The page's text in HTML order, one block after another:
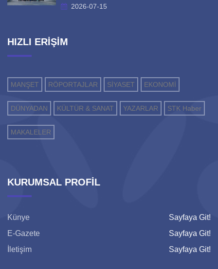
2026-07-15
HIZLI ERİŞİM
MANŞET RÖPORTAJLAR SİYASET EKONOMİ
DÜNYADAN KÜLTÜR & SANAT YAZARLAR STK Haber
MAKALELER
KURUMSAL PROFİL
Künye
Sayfaya Git!
E-Gazete
Sayfaya Git!
İletişim
Sayfaya Git!